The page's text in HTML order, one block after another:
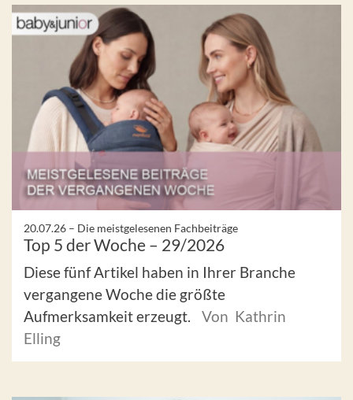
20.07.26 – Die meistgelesenen Fachbeiträge
Top 5 der Woche – 29/2026
Diese fünf Artikel haben in Ihrer Branche
vergangene Woche die größte
Aufmerksamkeit erzeugt.
Von Kathrin
Elling